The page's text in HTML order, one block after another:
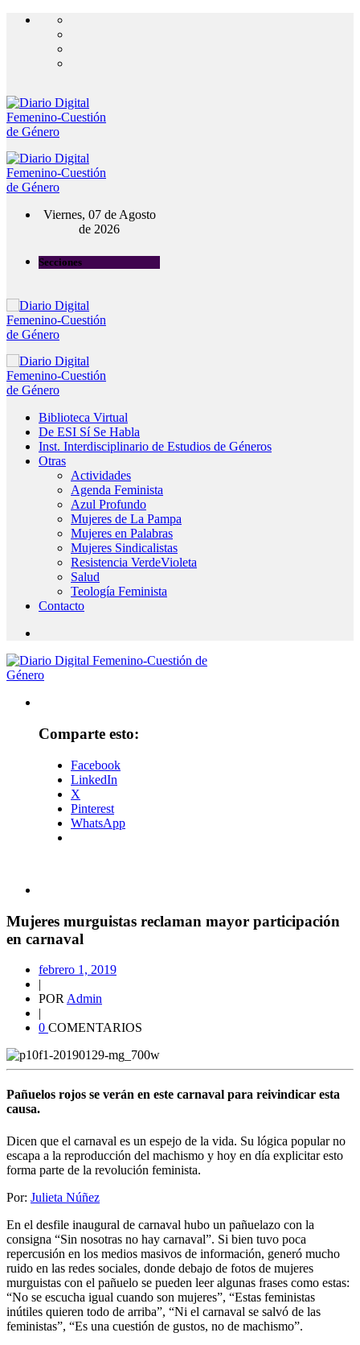
Viernes, 07 de Agosto
de 2026
Secciones
Biblioteca Virtual
De ESI Sí Se Habla
Inst. Interdisciplinario de Estudios de Géneros
Otras
Actividades
Agenda Feminista
Azul Profundo
Mujeres de La Pampa
Mujeres en Palabras
Mujeres Sindicalistas
Resistencia VerdeVioleta
Salud
Teología Feminista
Contacto
Comparte esto:
Facebook
LinkedIn
X
Pinterest
WhatsApp
Mujeres murguistas reclaman mayor participación
en carnaval
febrero 1, 2019
|
POR Admin
|
0 COMENTARIOS
Pañuelos rojos se verán en este carnaval para reivindicar esta
causa.
Dicen que el carnaval es un espejo de la vida. Su lógica popular no
escapa a la reproducción del machismo y hoy en día explicitar esto
forma parte de la revolución feminista.
Por: Julieta Núñez
En el desfile inaugural de carnaval hubo un pañuelazo con la
consigna “Sin nosotras no hay carnaval”. Si bien tuvo poca
repercusión en los medios masivos de información, generó mucho
ruido en las redes sociales, donde debajo de fotos de mujeres
murguistas con el pañuelo se pueden leer algunas frases como estas:
“No se escucha igual cuando son mujeres”, “Estas feministas
inútiles quieren todo de arriba”, “Ni el carnaval se salvó de las
feministas”, “Es una cuestión de gustos, no de machismo”.